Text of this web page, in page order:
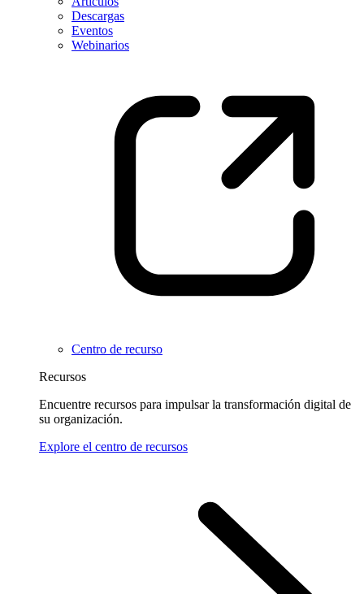
Descargas
Eventos
Webinarios
Centro de recurso
Recursos
Encuentre recursos para impulsar la transformación digital de
su organización.
Explore el centro de recursos